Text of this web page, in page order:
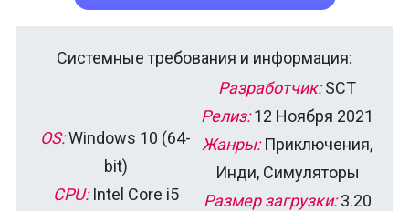
Системные требования и информация:
OS:Windows 10 (64-
bit)
CPU:Intel Core i5
Разработчик:SCT
Релиз:12 Ноября 2021
Жанры:Приключения,
Инди, Симуляторы
Размер загрузки:3.20